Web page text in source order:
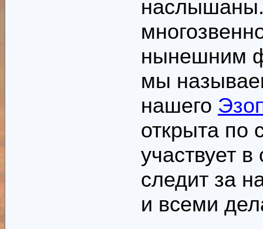
нынешним
мы
нашего
открыта по
участвует
следит за
и всеми